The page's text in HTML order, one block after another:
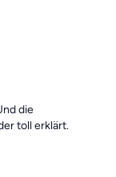
die
toll erklärt.